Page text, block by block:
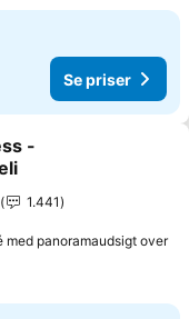
Se priser
-
1.441
med panoramaudsigt over